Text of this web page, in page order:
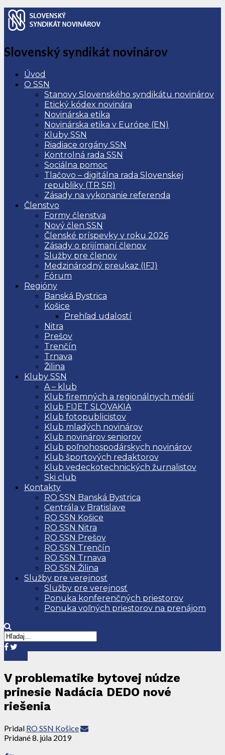
Slovenský syndikát novinárov
Úvod
O SSN
Stanovy Slovenského syndikátu novinárov
Etický kódex novinára
Novinárska etika
Novinárska etika v Európe (EN)
Kluby SSN
Riadiace orgány SSN
Kontrolná rada SSN
Sociálna pomoc
Tlačovo – digitálna rada Slovenskej
republiky (TR SR)
Zásady na vykonanie referenda
Členstvo
Formy členstva
Nový člen SSN
Členské príspevky v roku 2026
Zásady o prijímaní členov
Služby pre členov
Medzinárodný preukaz (IFJ)
Fórum
Regióny
Banská Bystrica
Košice
Prehľad udalostí
Nitra
Prešov
Trenčín
Trnava
Žilina
Kluby SSN
A – klub
Klub firemných a regionálnych médií
Klub FIJET SLOVAKIA
Klub fotopublicistov
Klub mladých novinárov
Klub novinárov seniorov
Klub poľnohospodárskych novinárov
Klub športových redaktorov
Klub vedeckotechnických žurnalistov
Ski club
Kontakty
RO SSN Banská Bystrica
Centrála v Bratislave
RO SSN Košice
RO SSN Nitra
RO SSN Prešov
RO SSN Trenčín
RO SSN Trnava
RO SSN Žilina
Služby pre verejnosť
Služby pre verejnosť
Ponuka konferenčných priestorov
Ponuka voľných priestorov na prenájom
V problematike bytovej núdze
prinesie Nadácia DEDO nové
riešenia
Pridal RO SSN Košice
Pridané8. júla 2019